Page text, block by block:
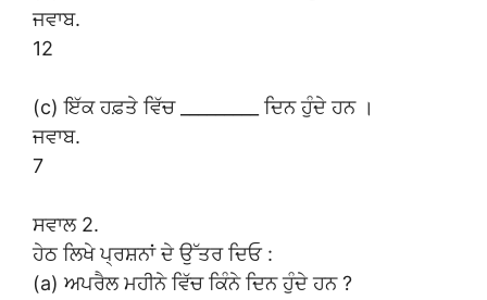
ਜਵਾਬ.
12
(c) ਇੱਕ ਹਫ਼ਤੇ ਵਿੱਚ _________ ਦਿਨ ਹੁੰਦੇ ਹਨ ।
ਜਵਾਬ.
7
ਸਵਾਲ 2.
ਹੇਠ ਲਿਖੇ ਪ੍ਰਸ਼ਨਾਂ ਦੇ ਉੱਤਰ ਦਿਓ :
(a) ਅਪਰੈਲ ਮਹੀਨੇ ਵਿੱਚ ਕਿੰਨੇ ਦਿਨ ਹੁੰਦੇ ਹਨ ?